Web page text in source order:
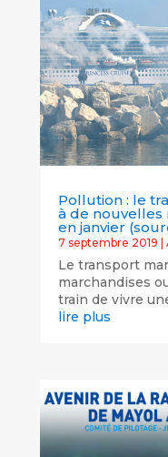
Pollution : le
à de nouvelles
en janvier
7 septembre 2019
Le transport
marchandises
train de vivre
lire plus